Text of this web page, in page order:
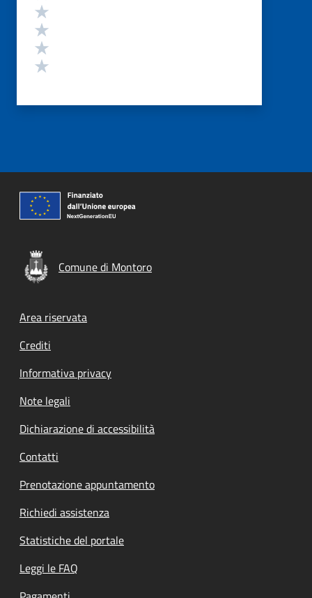
Comune di Montoro
Footer menu
Area riservata
Crediti
Informativa privacy
Note legali
Dichiarazione di accessibilità
Contatti
Prenotazione appuntamento
Richiedi assistenza
Statistiche del portale
Leggi le FAQ